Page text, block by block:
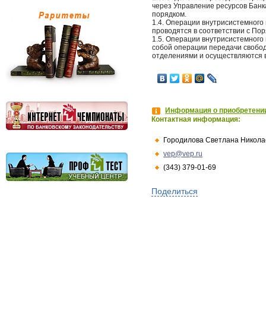
через Управление ресурсов
порядком.
1.4. Операции
проводятся в соответствии с
1.5. Операции
собой операции передачи
отделениями и осуществляются
Информация о
Контактная информация:
Городилова Светлана
vep@vep.ru
(343) 379-01-69
Поделиться